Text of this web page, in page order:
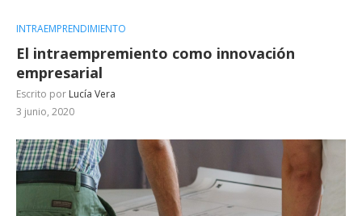
INTRAEMPRENDIMIENTO
El intraempremiento como innovación
empresarial
Escrito por Lucía Vera
3 junio, 2020